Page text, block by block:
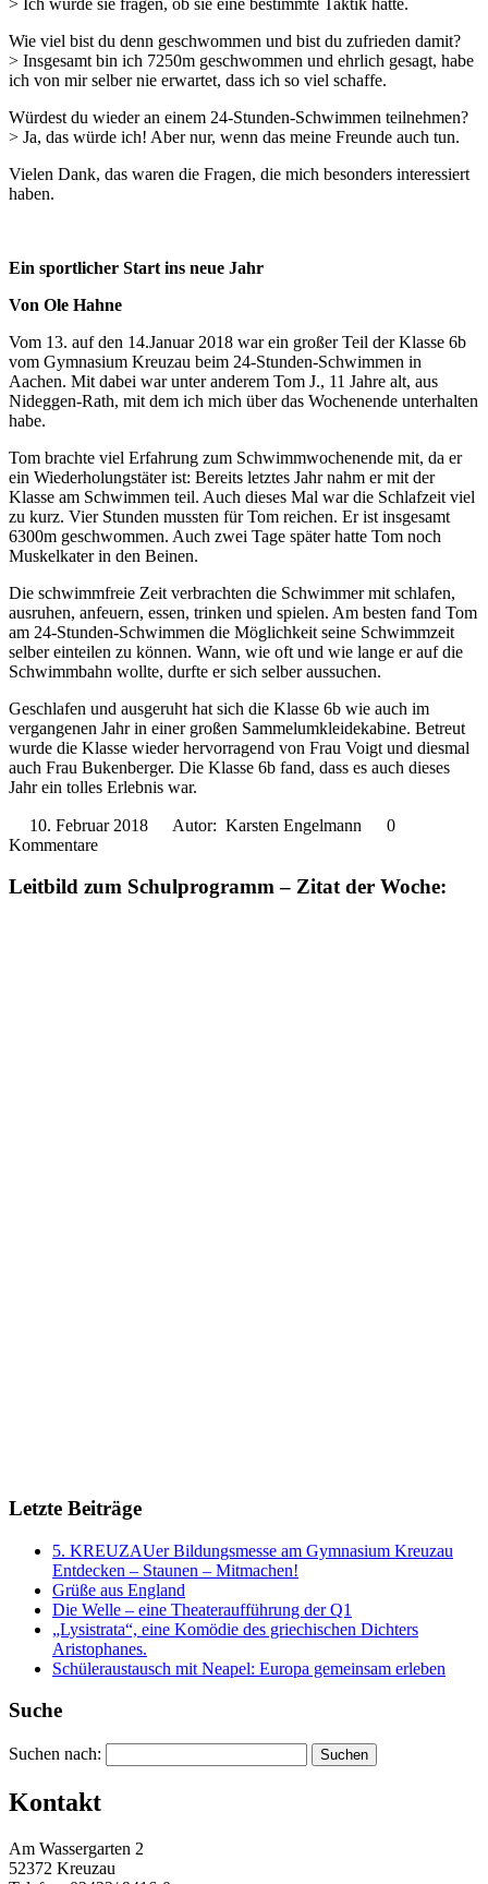
Wie viel bist du denn geschwommen und bist du zufrieden damit?
> Insgesamt bin ich 7250m geschwommen und ehrlich gesagt, habe
ich von mir selber nie erwartet, dass ich so viel schaffe.
Würdest du wieder an einem 24-Stunden-Schwimmen teilnehmen?
> Ja, das würde ich! Aber nur, wenn das meine Freunde auch tun.
Vielen Dank, das waren die Fragen, die mich besonders interessiert
haben.
Ein sportlicher Start ins neue Jahr
Von Ole Hahne
Vom 13. auf den 14.Januar 2018 war ein großer Teil der Klasse 6b
vom Gymnasium Kreuzau beim 24-Stunden-Schwimmen in
Aachen. Mit dabei war unter anderem Tom J., 11 Jahre alt, aus
Nideggen-Rath, mit dem ich mich über das Wochenende unterhalten
habe.
Tom brachte viel Erfahrung zum Schwimmwochenende mit, da er
ein Wiederholungstäter ist: Bereits letztes Jahr nahm er mit der
Klasse am Schwimmen teil. Auch dieses Mal war die Schlafzeit viel
zu kurz. Vier Stunden mussten für Tom reichen. Er ist insgesamt
6300m geschwommen. Auch zwei Tage später hatte Tom noch
Muskelkater in den Beinen.
Die schwimmfreie Zeit verbrachten die Schwimmer mit schlafen,
ausruhen, anfeuern, essen, trinken und spielen. Am besten fand Tom
am 24-Stunden-Schwimmen die Möglichkeit seine Schwimmzeit
selber einteilen zu können. Wann, wie oft und wie lange er auf die
Schwimmbahn wollte, durfte er sich selber aussuchen.
Geschlafen und ausgeruht hat sich die Klasse 6b wie auch im
vergangenen Jahr in einer großen Sammelumkleidekabine. Betreut
wurde die Klasse wieder hervorragend von Frau Voigt und diesmal
auch Frau Bukenberger. Die Klasse 6b fand, dass es auch dieses
Jahr ein tolles Erlebnis war.
10. Februar 2018 Autor: Karsten Engelmann
0
Kommentare
Leitbild zum Schulprogramm – Zitat der Woche:
Letzte Beiträge
5. KREUZAUer Bildungsmesse am Gymnasium Kreuzau
Entdecken – Staunen – Mitmachen!
Grüße aus England
Die Welle – eine Theateraufführung der Q1
„Lysistrata“, eine Komödie des griechischen Dichters
Aristophanes.
Schüleraustausch mit Neapel: Europa gemeinsam erleben
Suche
Suchen nach:
Kontakt
Am Wassergarten 2
52372 Kreuzau